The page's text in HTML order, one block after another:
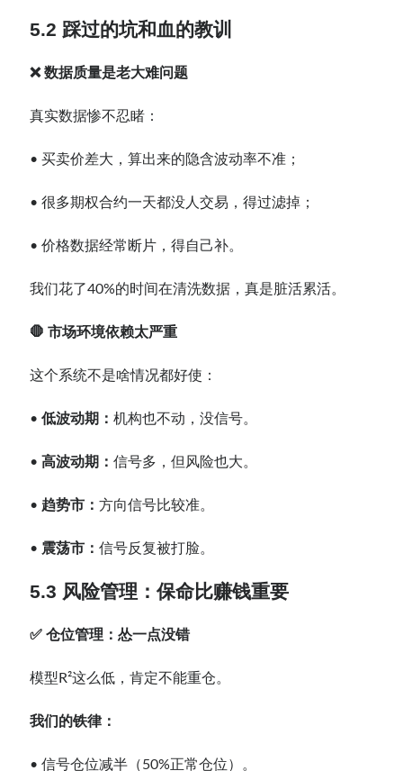
5.2 踩过的坑和血的教训
❌ 数据质量是老大难问题
真实数据惨不忍睹：
• 买卖价差大，算出来的隐含波动率不准；
• 很多期权合约一天都没人交易，得过滤掉；
• 价格数据经常断片，得自己补。
我们花了40%的时间在清洗数据，真是脏活累活。
🛑 市场环境依赖太严重
这个系统不是啥情况都好使：
•低波动期：机构也不动，没信号。
• 高波动期：信号多，但风险也大。
• 趋势市：方向信号比较准。
• 震荡市：信号反复被打脸。
5.3 风险管理：保命比赚钱重要
✅ 仓位管理：怂一点没错
模型R²这么低，肯定不能重仓。
我们的铁律：
• 信号仓位减半（50%正常仓位）。